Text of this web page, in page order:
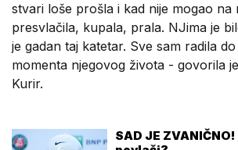
stvari loše prošla i kad nije mogao na
presvlačila, kupala, prala. NJima je
je gadan taj katetar. Sve sam radila
momenta njegovog života - govorila
Kurir.
SAD JE